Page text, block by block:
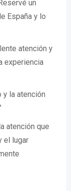
un
España y lo
atención y
experiencia
y la atención
atención que
el lugar